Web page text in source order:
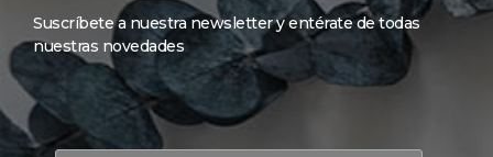
Suscríbete a nuestra newsletter y entérate de todas
nuestras novedades